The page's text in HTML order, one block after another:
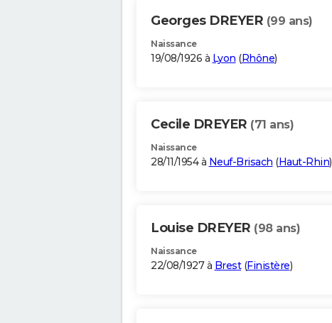
Georges DREYER (99 ans)
Naissance
19/08/1926 à Lyon (Rhône)
Cecile DREYER (71 ans)
Naissance
28/11/1954 à Neuf-Brisach (Haut-Rhin)
Louise DREYER (98 ans)
Naissance
22/08/1927 à Brest(Finistère)